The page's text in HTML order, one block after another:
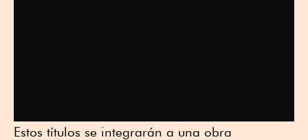
Estos títulos se integrarán a una obra